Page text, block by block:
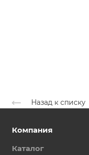
Назад к списку
Компания
Каталог